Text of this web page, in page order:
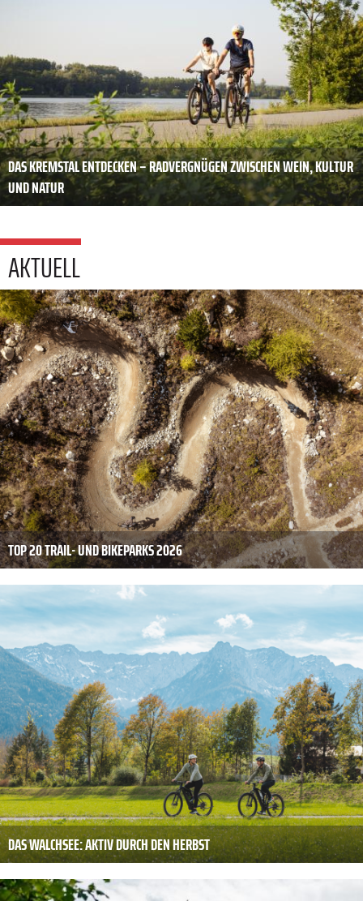
DAS KREMSTAL ENTDECKEN – RADVERGNÜGEN ZWISCHEN WEIN, KULTUR
UND NATUR
AKTUELL
TOP 20 TRAIL- UND BIKEPARKS 2026
DAS WALCHSEE: AKTIV DURCH DEN HERBST